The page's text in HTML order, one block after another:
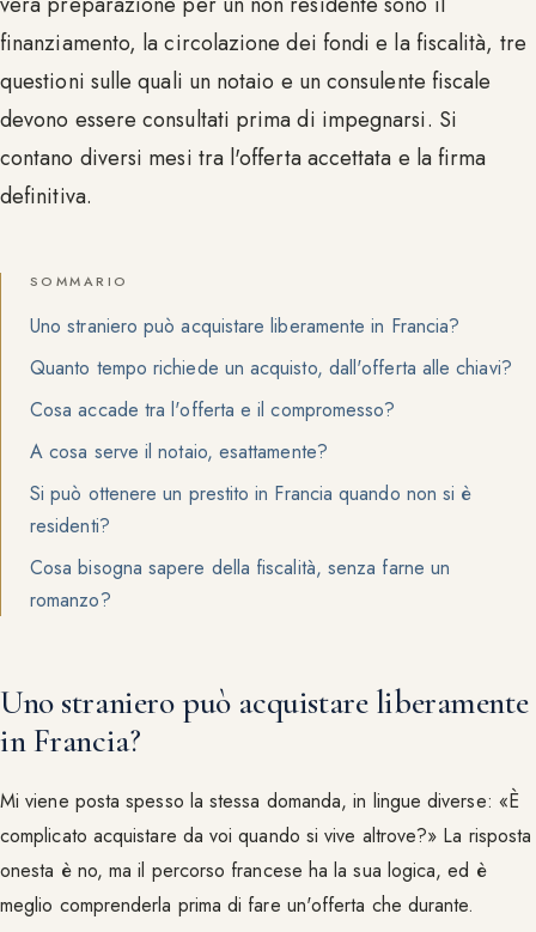
finanziamento, la circolazione dei fondi e la fiscalità, tre
questioni sulle quali un notaio e un consulente fiscale
devono essere consultati prima di impegnarsi. Si
contano diversi mesi tra l'offerta accettata e la firma
definitiva.
SOMMARIO
Uno straniero può acquistare liberamente in Francia?
Quanto tempo richiede un acquisto, dall'offerta alle chiavi?
Cosa accade tra l'offerta e il compromesso?
A cosa serve il notaio, esattamente?
Si può ottenere un prestito in Francia quando non si è
residenti?
Cosa bisogna sapere della fiscalità, senza farne un
romanzo?
Uno straniero può acquistare liberamente
in Francia?
Mi viene posta spesso la stessa domanda, in lingue diverse: «È
complicato acquistare da voi quando si vive altrove?» La risposta
onesta è no, ma il percorso francese ha la sua logica, ed è
meglio comprenderla prima di fare un'offerta che durante.